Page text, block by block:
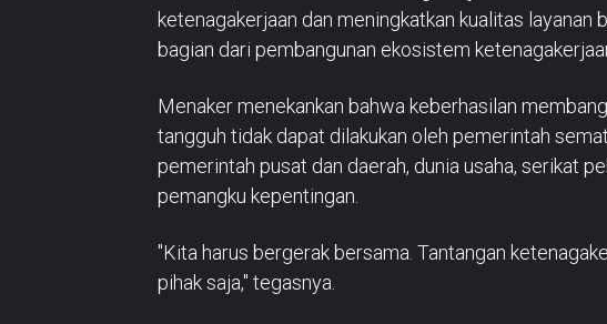
ketenagakerjaan dan meningkatkan kualitas
bagian dari pembangunan ekosistem
Menaker menekankan bahwa keberhasilan
tangguh tidak dapat dilakukan oleh pemerintah
pemerintah pusat dan daerah, dunia usaha, serikat
pemangku kepentingan.
"Kita harus bergerak bersama. Tantangan
pihak saja," tegasnya.